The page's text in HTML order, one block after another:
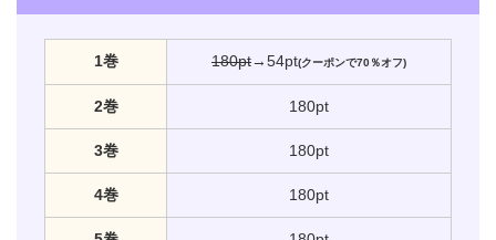
1巻 180pt→54pt(クーポンで70％オフ)
2巻 180pt
3巻 180pt
4巻 180pt